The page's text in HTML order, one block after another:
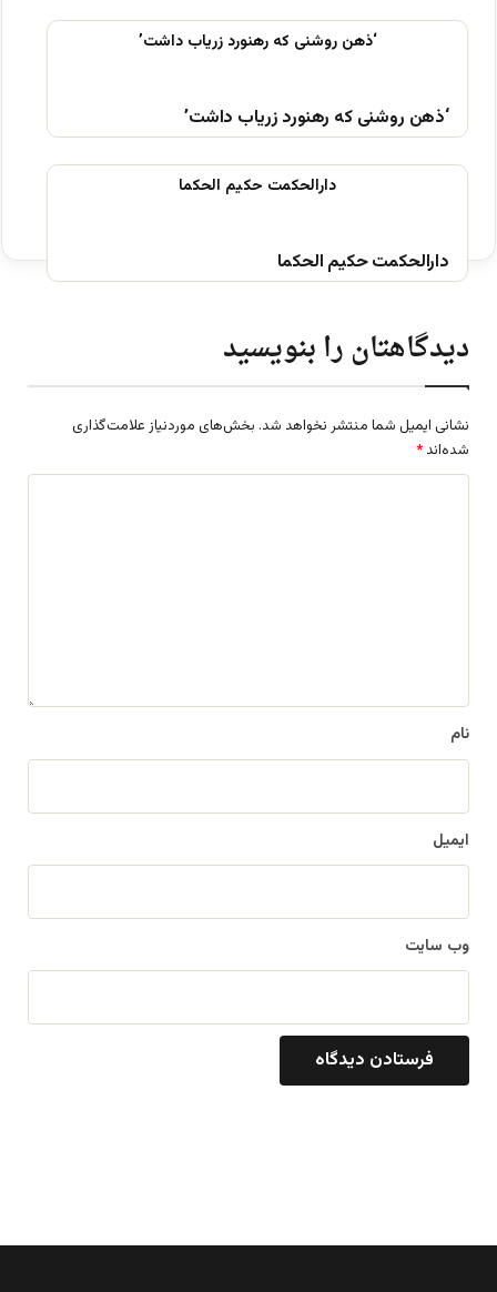
‘ذهن روشنی که رهنورد زریاب داشت’
دارالحکمت حکیم الحکما
دیدگاهتان را بنویسید
نشانی ایمیل شما منتشر نخواهد شد. بخش‌های موردنیاز علامت‌گذاری
شده‌اند *
نام
ایمیل
وب‌ سایت